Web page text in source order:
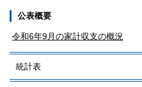
公表概要
令和6年9月の家計収支の概況
統計表